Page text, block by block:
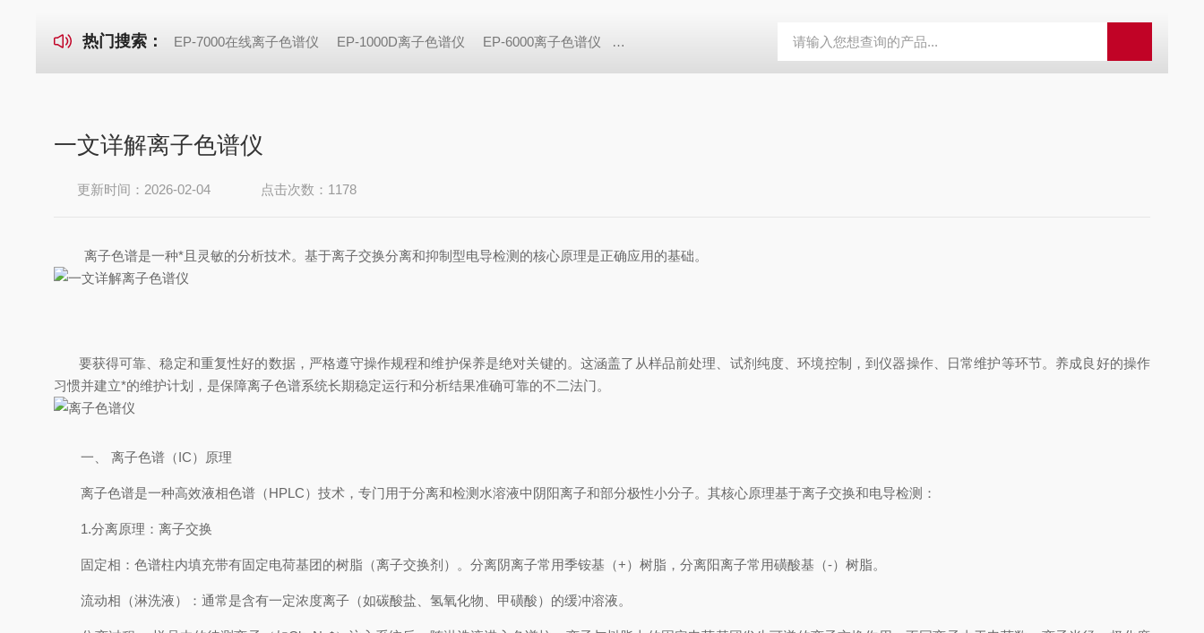
热门搜索： EP-7000在线离子色谱仪 EP-1000D离子色谱仪 EP-6000离子色谱仪 EP-600DDC便携离子色谱仪 LX-60LX-60淋洗液发生器
一文详解离子色谱仪
更新时间：2026-02-04 点击次数：1178
离子色谱是一种*且灵敏的分析技术。基于离子交换分离和抑制型电导检测的核心原理是正确应用的基础。
要获得可靠、稳定和重复性好的数据，严格遵守操作规程和维护保养是绝对关键的。这涵盖了从样品前处理、试剂纯度、环境控制，到仪器操作、日常维护等环节。养成良好的操作
习惯并建立*的维护计划，是保障离子色谱系统长期稳定运行和分析结果准确可靠的不二法门。
一、 离子色谱（IC）原理
离子色谱是一种高效液相色谱（HPLC）技术，专门用于分离和检测水溶液中阴阳离子和部分极性小分子。其核心原理基于离子交换和电导检测：
1.分离原理：离子交换
固定相：色谱柱内填充带有固定电荷基团的树脂（离子交换剂）。分离阴离子常用季铵基（+）树脂，分离阳离子常用磺酸基（-）树脂。
流动相（淋洗液）：通常是含有一定浓度离子（如碳酸盐、氢氧化物、甲磺酸）的缓冲溶液。